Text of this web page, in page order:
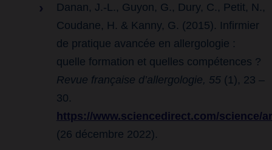
Danan, J.-L., Guyon, G., Dury, C., Petit, N.,
Coudane, H. & Kanny, G. (2015). Infirmier
de pratique avancée en allergologie :
quelle formation et quelles compétences ?
Revue française d’allergologie, 55(1), 23 –
30.
https://www.sciencedirect.com/science/
(26 décembre 2022).